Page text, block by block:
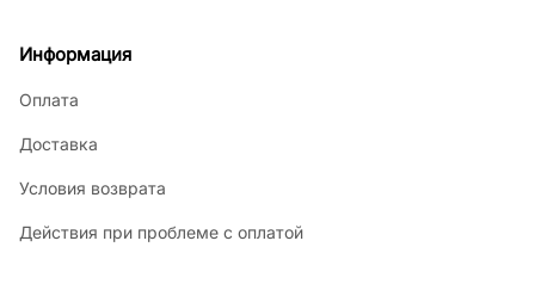
Информация
Оплата
Доставка
Условия возврата
Действия при проблеме с оплатой